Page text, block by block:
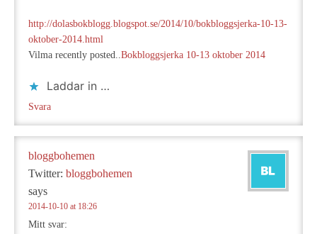
http://dolasbokblogg.blogspot.se/2014/10/bokbloggsjerka-10-13-
oktober-2014.html
Vilma recently posted..Bokbloggsjerka 10-13 oktober 2014
Laddar in …
Svara
bloggbohemen
Twitter: bloggbohemen
says
2014-10-10 at 18:26
Mitt svar: